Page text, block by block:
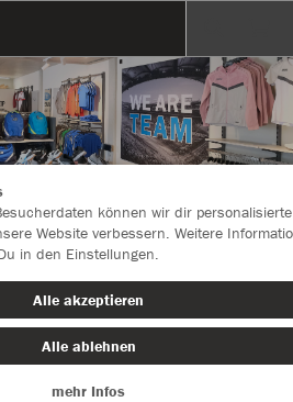
im Teamshop
Sense
können wir dir personalisierte
Website verbessern. Weitere
in den Einstellungen.
Alle akzeptieren
Alle ablehnen
mehr Infos